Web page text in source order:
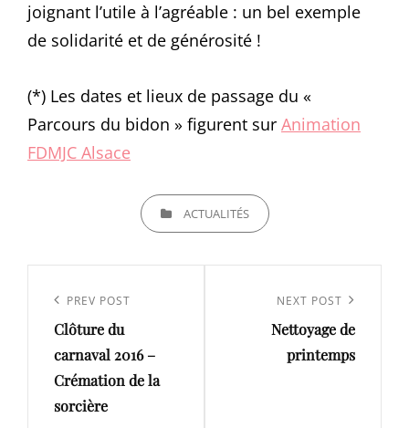
joignant l’utile à l’agréable : un bel exemple
de solidarité et de générosité !
(*) Les dates et lieux de passage du «
Parcours du bidon » figurent sur Animation
FDMJC Alsace
CATEGORIESACTUALITÉS
l’article
Previous
Post
PREV POST
Clôture du
carnaval 2016 –
Crémation de la
sorcière
NEXT POST
Nettoyage de
printemps